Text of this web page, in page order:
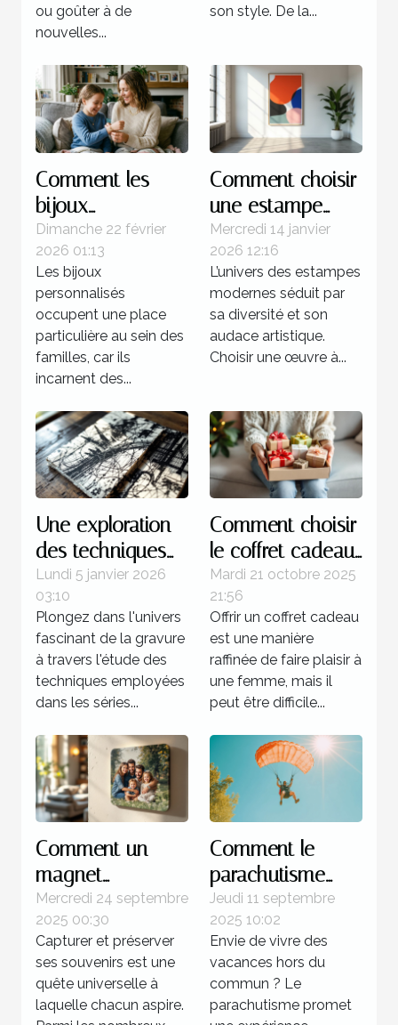
ou goûter à de
nouvelles...
son style. De la...
Comment les
bijoux
personnalisés
renforcent les
liens familiaux ?
Dimanche 22 février
2026 01:13
Les bijoux
personnalisés
occupent une place
particulière au sein des
familles, car ils
incarnent des...
Comment choisir
une estampe
moderne pour
votre collection ?
Mercredi 14 janvier
2026 12:16
L’univers des estampes
modernes séduit par
sa diversité et son
audace artistique.
Choisir une œuvre à...
Une exploration
des techniques
de gravure
utilisées dans les
séries célèbres de
Picasso
Lundi 5 janvier 2026
03:10
Plongez dans l'univers
fascinant de la gravure
à travers l'étude des
techniques employées
dans les séries...
Comment choisir
le coffret cadeau
idéal pour
chaque type de
femme ?
Mardi 21 octobre 2025
21:56
Offrir un coffret cadeau
est une manière
raffinée de faire plaisir à
une femme, mais il
peut être difficile...
Comment un
magnet
personnalisé peut
capturer vos
souvenirs
uniques ?
Mercredi 24 septembre
2025 00:30
Capturer et préserver
ses souvenirs est une
quête universelle à
laquelle chacun aspire.
Comment le
parachutisme
peut transformer
votre perception
des vacances ?
Jeudi 11 septembre
2025 10:02
Envie de vivre des
vacances hors du
commun ? Le
parachutisme promet